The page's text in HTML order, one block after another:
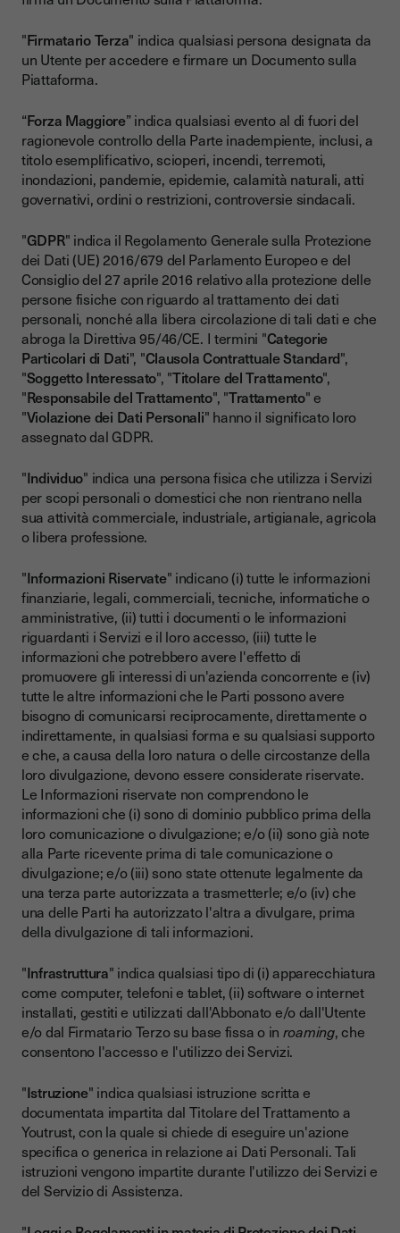
"Firmatario Terza" indica qualsiasi persona designata da
un Utente per accedere e firmare un Documento sulla
Piattaforma.
“Forza Maggiore” indica qualsiasi evento al di fuori del
ragionevole controllo della Parte inadempiente, inclusi, a
titolo esemplificativo, scioperi, incendi, terremoti,
inondazioni, pandemie, epidemie, calamità naturali, atti
governativi, ordini o restrizioni, controversie sindacali.
"GDPR" indica il Regolamento Generale sulla Protezione
dei Dati (UE) 2016/679 del Parlamento Europeo e del
Consiglio del 27 aprile 2016 relativo alla protezione delle
persone fisiche con riguardo al trattamento dei dati
personali, nonché alla libera circolazione di tali dati e che
abroga la Direttiva 95/46/CE. I termini "Categorie
Particolari di Dati", "Clausola Contrattuale Standard",
"Soggetto Interessato", "Titolare del Trattamento",
"Responsabile del Trattamento", "Trattamento" e
"Violazione dei Dati Personali" hanno il significato loro
assegnato dal GDPR.
"Individuo" indica una persona fisica che utilizza i Servizi
per scopi personali o domestici che non rientrano nella
sua attività commerciale, industriale, artigianale, agricola
o libera professione.
"Informazioni Riservate" indicano (i) tutte le informazioni
finanziarie, legali, commerciali, tecniche, informatiche o
amministrative, (ii) tutti i documenti o le informazioni
riguardanti i Servizi e il loro accesso, (iii) tutte le
informazioni che potrebbero avere l'effetto di
promuovere gli interessi di un'azienda concorrente e (iv)
tutte le altre informazioni che le Parti possono avere
bisogno di comunicarsi reciprocamente, direttamente o
indirettamente, in qualsiasi forma e su qualsiasi supporto
e che, a causa della loro natura o delle circostanze della
loro divulgazione, devono essere considerate riservate.
Le Informazioni riservate non comprendono le
informazioni che (i) sono di dominio pubblico prima della
loro comunicazione o divulgazione; e/o (ii) sono già note
alla Parte ricevente prima di tale comunicazione o
divulgazione; e/o (iii) sono state ottenute legalmente da
una terza parte autorizzata a trasmetterle; e/o (iv) che
una delle Parti ha autorizzato l'altra a divulgare, prima
della divulgazione di tali informazioni.
"Infrastruttura" indica qualsiasi tipo di (i) apparecchiatura
come computer, telefoni e tablet, (ii) software o internet
installati, gestiti e utilizzati dall'Abbonato e/o dall'Utente
e/o dal Firmatario Terzo su base fissa o in roaming, che
consentono l'accesso e l'utilizzo dei Servizi.
"Istruzione" indica qualsiasi istruzione scritta e
documentata impartita dal Titolare del Trattamento a
Youtrust, con la quale si chiede di eseguire un'azione
specifica o generica in relazione ai Dati Personali. Tali
istruzioni vengono impartite durante l'utilizzo dei Servizi e
del Servizio di Assistenza.